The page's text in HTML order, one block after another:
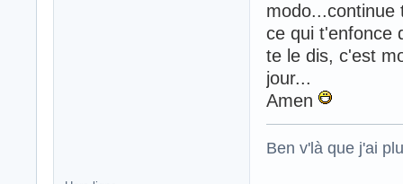
modo...continue
ce qui t'enfonce
te le dis, c'est
jour...
Amen
Ben v'là que j'ai